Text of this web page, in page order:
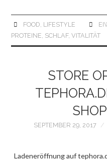
FOOD LIFESTYLE
PROTEINE SCHLAF,VITALITÄT
STORE
SEPTEMBER 29, 2017
Ladeneröffnung auf